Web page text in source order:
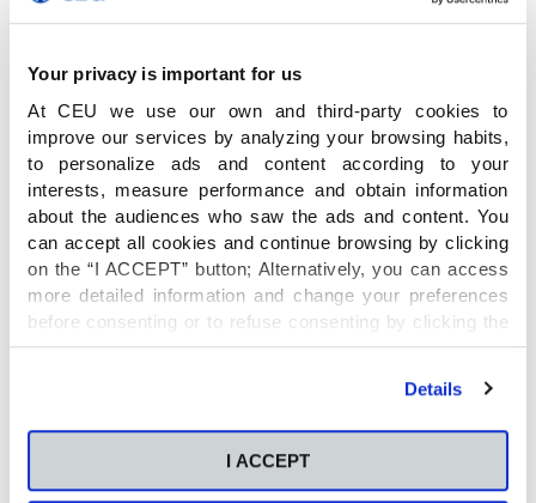
Your privacy is important for us
At CEU we use our own and third-party cookies to
improve our services by analyzing your browsing habits,
to personalize ads and content according to your
interests, measure performance and obtain information
about the audiences who saw the ads and content. You
can accept all cookies and continue browsing by clicking
on the “I ACCEPT” button; Alternatively, you can access
more detailed information and change your preferences
before consenting or to refuse consenting by clicking the
"Personalize" button. For more information you can visit
Details
I ACCEPT